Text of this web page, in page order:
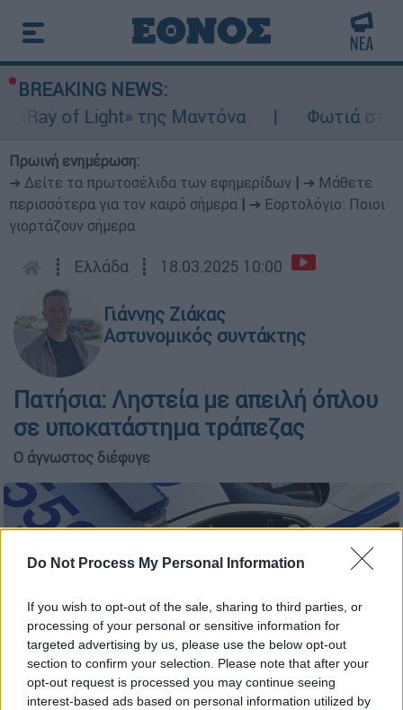
Do Not Process My Personal Information
If you wish to opt-out of the sale, sharing to third parties, or
processing of your personal or sensitive information for
targeted advertising by us, please use the below opt-out
section to confirm your selection. Please note that after your
opt-out request is processed you may continue seeing
interest-based ads based on personal information utilized by
BREAKING NEWS:
of Light» της Μαντόνα
Φωτιά στη
Πρωινή ενημέρωση:
➔ Δείτε τα πρωτοσέλιδα των εφημερίδων
➔ Μάθετε
περισσότερα για τον καιρό σήμερα
➔ Εορτολόγιο: Ποιοι
γιορτάζουν σήμερα
┋ Ελλάδα ┋ 18.03.2025 10:00
Γιάννης Ζιάκας
Αστυνομικός συντάκτης
Πατήσια: Ληστεία με απειλή όπλου
σε υποκατάστημα τράπεζας
Ο άγνωστος διέφυγε